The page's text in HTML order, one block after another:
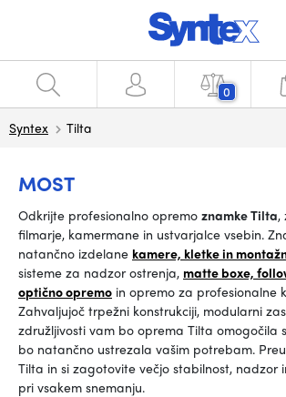
0
Syntex Tilta
MOST
Odkrijte profesionalno opremo znamke Tilta,
filmarje, kamermane in ustvarjalce vsebin.
natančno izdelane kamere, kletke in
sisteme za nadzor ostrenja, matte boxe,
optično opremo in opremo za profesionalne
Zahvaljujoč trpežni konstrukciji, modularni
združljivosti vam bo oprema Tilta omogočila
bo natančno ustrezala vašim potrebam.
Tilta in si zagotovite večjo stabilnost, nadzor
pri vsakem snemanju.